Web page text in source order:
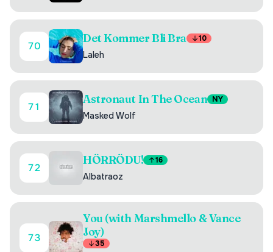
70
Det Kommer Bli Bra 10
Laleh
71
Astronaut In The Ocean NY
Masked Wolf
72
HÖRRÖDU! 16
Albatraoz
73
You (with Marshmello & Vance
Joy)
35